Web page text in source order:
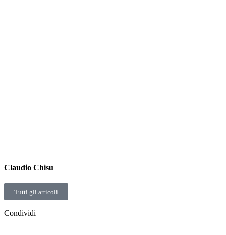
Claudio Chisu
Tutti gli articoli
Condividi